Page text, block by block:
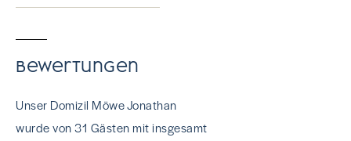
Bewertungen
Unser Domizil Möwe Jonathan
wurde von 31 Gästen mit insgesamt